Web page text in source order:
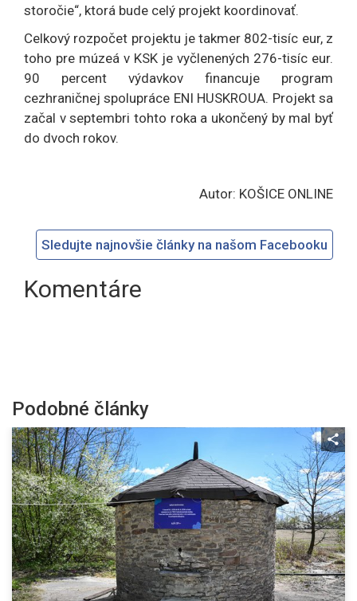
storočie“, ktorá bude celý projekt koordinovať.
Celkový rozpočet projektu je takmer 802-tisíc eur, z
toho pre múzeá v KSK je vyčlenených 276-tisíc eur.
90 percent výdavkov financuje program
cezhraničnej spolupráce ENI HUSKROUA. Projekt sa
začal v septembri tohto roka a ukončený by mal byť
do dvoch rokov.
Autor: KOŠICE ONLINE
Sledujte najnovšie články na našom Facebooku
Komentáre
Podobné články